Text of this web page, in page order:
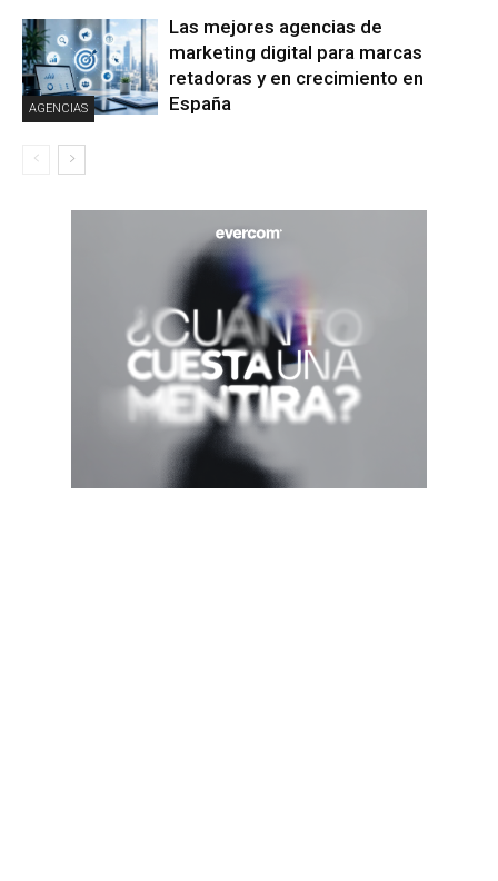
AGENCIAS
Las mejores agencias de
marketing digital para marcas
retadoras y en crecimiento en
España